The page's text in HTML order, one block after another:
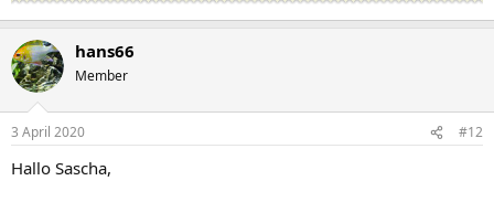
hans66
Member
3 April 2020 #12
Hallo Sascha,